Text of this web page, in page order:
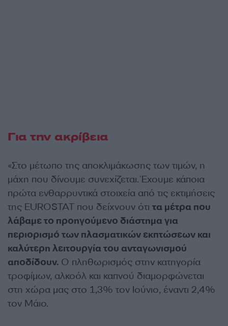
Για την ακρίβεια
«Στο μέτωπο της αποκλιμάκωσης των τιμών, η
μάχη που δίνουμε συνεχίζεται. Έχουμε κάποια
πρώτα ενθαρρυντικά στοιχεία από τις εκτιμήσεις
της EUROSTAT που δείχνουν ότι τα μέτρα που
λάβαμε το προηγούμενο διάστημα για
περιορισμό των πλασματικών εκπτώσεων και
καλύτερη λειτουργία του ανταγωνισμού
αποδίδουν. Ο πληθωρισμός στην κατηγορία
τροφίμων, αλκοόλ και καπνού διαμορφώνεται
στη χώρα μας στο 1,3% τον Ιούνιο, έναντι 2,4%
τον Μάιο.